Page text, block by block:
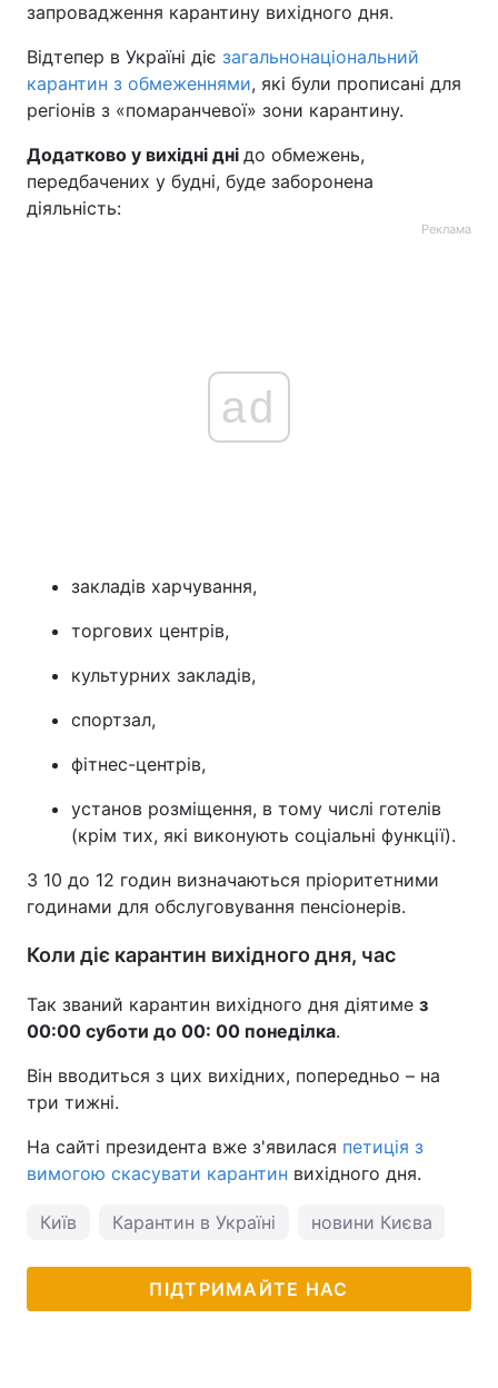
запровадження карантину вихідного дня.
Відтепер в Україні діє загальнонаціональний
карантин з обмеженнями, які були прописані для
регіонів з «помаранчевої» зони карантину.
Додатково у вихідні дні до обмежень,
передбачених у будні, буде заборонена
діяльність:
Реклама
ad
закладів харчування,
торгових центрів,
культурних закладів,
спортзал,
фітнес-центрів,
установ розміщення, в тому числі готелів
(крім тих, які виконують соціальні функції).
З 10 до 12 годин визначаються пріоритетними
годинами для обслуговування пенсіонерів.
Коли діє карантин вихідного дня, час
Так званий карантин вихідного дня діятиме з
00:00 суботи до 00: 00 понеділка.
Він вводиться з цих вихідних, попередньо – на
три тижні.
На сайті президента вже з'явилася петиція з
вимогою скасувати карантин вихідного дня.
Київ Карантин в Україні новини Києва
ПІДТРИМАЙТЕ НАС